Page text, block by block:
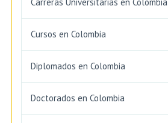
Cursos en Colombia
Diplomados en Colombia
Doctorados en Colombia